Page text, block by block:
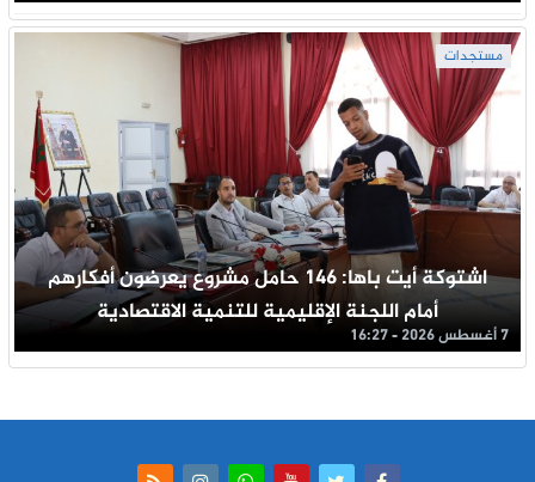
مستجدات
اشتوكة أيت باها: 146 حامل مشروع يعرضون أفكارهم
أمام اللجنة الإقليمية للتنمية الاقتصادية
7 أغسطس 2026 - 16:27